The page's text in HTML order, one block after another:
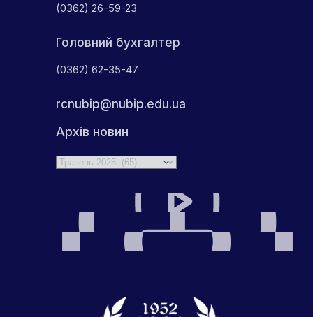
(0362) 26-59-23
Головний бухгалтер
(0362) 62-35-47
rcnubip@nubip.edu.ua
Архів новин
Архіви